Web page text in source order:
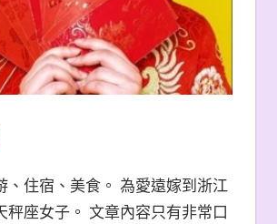
、住宿、美食。 為愛遠嫁到浙江
秤座女子。 文章內容只有非常口